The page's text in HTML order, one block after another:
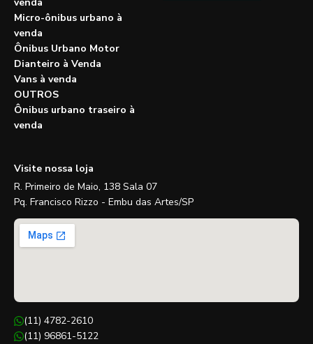
venda
Micro-ônibus urbano à
venda
Ônibus Urbano Motor
Dianteiro à Venda
Vans à venda
OUTROS
Ônibus urbano traseiro à
venda
Visite nossa loja
R. Primeiro de Maio, 138 Sala 07
Pq. Francisco Rizzo - Embu das Artes/SP
(11) 4782-2610
(11) 96861-5122